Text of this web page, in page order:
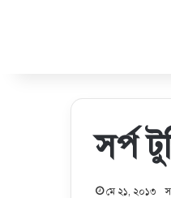
সর্প
মে ২১, ২০১৩